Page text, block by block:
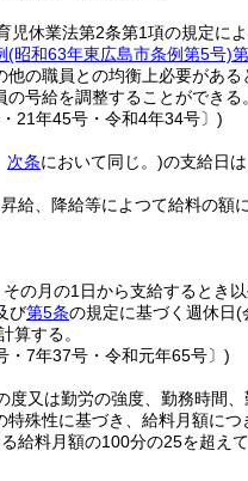
休業法第2条第1項の規定に
(昭和63年東広島市条例第5号)
の職員との均衡上必要があ
号給を調整することができる。
21年45号・令和4年34号〕)
次条において同じ。)の支給日は
給、降給等によつて給料の
の月の1日から支給するとき
び第5条の規定に基づく週休日(
算する。
・7年37号・令和元年65号〕)
又は勤労の強度、勤務時間
殊性に基づき、給料月額につ
給料月額の100分の25を超えて